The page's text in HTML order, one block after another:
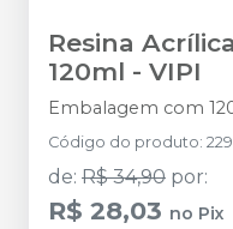
Resina
120ml - VIPI
Embalagem com
Código do produto:
de: R$ 34,90 por:
R$ 28,03 no Pix